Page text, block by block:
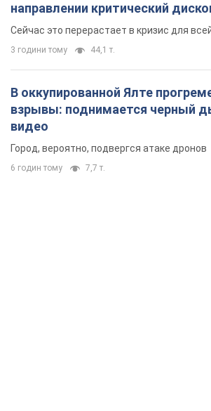
направлении критический
удалось
Сейчас это перерастает в кризис для
3 години тому 44,1 т.
В оккупированной Ялте
взрывы: поднимается черный
видео
Город, вероятно, подвергся атаке дронов
6 годин тому 7,7 т.